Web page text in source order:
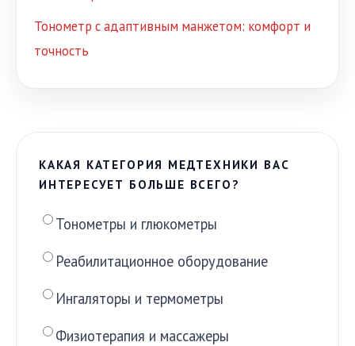
Тонометр с адаптивным манжетом: комфорт и
точность
КАКАЯ КАТЕГОРИЯ МЕДТЕХНИКИ ВАС
ИНТЕРЕСУЕТ БОЛЬШЕ ВСЕГО?
Тонометры и глюкометры
Реабилитационное оборудование
Ингаляторы и термометры
Физиотерапия и массажеры